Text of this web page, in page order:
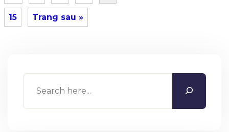
15 Trang sau »
Search